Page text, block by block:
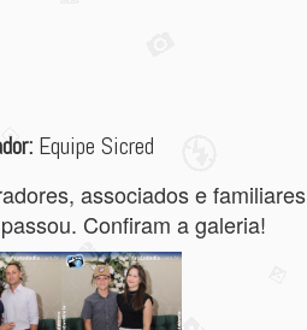
Equipe Sicred
associados e familiares
Confiram a galeria!